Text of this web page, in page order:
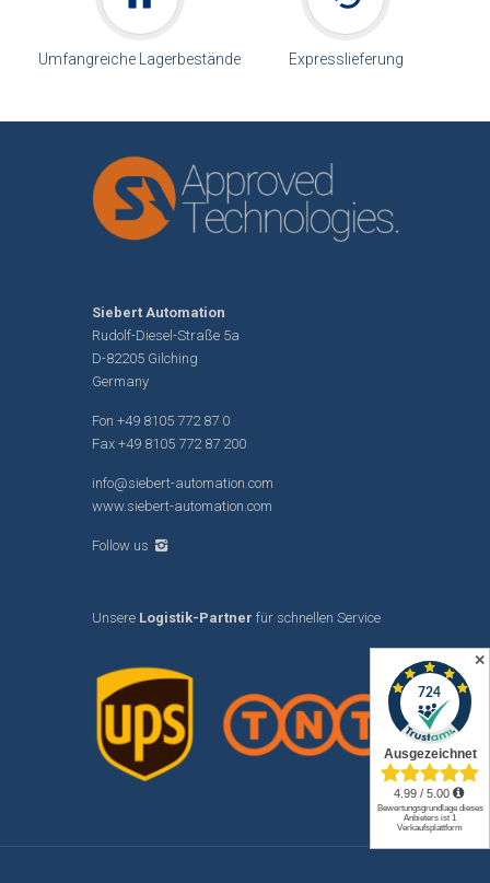
Umfangreiche Lagerbestände Expresslieferung
Siebert Automation
Rudolf-Diesel-Straße 5a
D-82205 Gilching
Germany
Fon +49 8105 772 87 0
Fax +49 8105 772 87 200
info@siebert-automation.com
www.siebert-automation.com
Follow us
Unsere Logistik-Partner für schnellen Service
✕